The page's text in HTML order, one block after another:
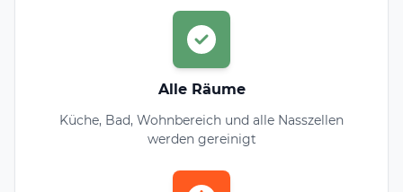
Alle Räume
Küche, Bad, Wohnbereich und alle Nasszellen
werden gereinigt